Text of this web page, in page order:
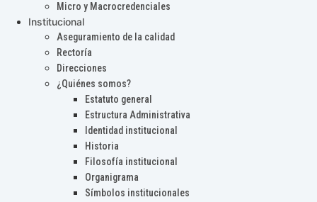
Micro y Macrocredenciales
Institucional
Aseguramiento de la calidad
Rectoría
Direcciones
¿Quiénes somos?
Estatuto general
Estructura Administrativa
Identidad institucional
Historia
Filosofía institucional
Organigrama
Símbolos institucionales